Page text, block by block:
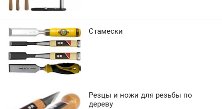
Стамески
Резцы и ножи для резьбы по
дереву